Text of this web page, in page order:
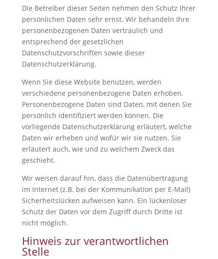
Die Betreiber dieser Seiten nehmen den Schutz Ihrer
persönlichen Daten sehr ernst. Wir behandeln Ihre
personenbezogenen Daten vertraulich und
entsprechend der gesetzlichen
Datenschutzvorschriften sowie dieser
Datenschutzerklärung.
Wenn Sie diese Website benutzen, werden
verschiedene personenbezogene Daten erhoben.
Personenbezogene Daten sind Daten, mit denen Sie
persönlich identifiziert werden können. Die
vorliegende Datenschutzerklärung erläutert, welche
Daten wir erheben und wofür wir sie nutzen. Sie
erläutert auch, wie und zu welchem Zweck das
geschieht.
Wir weisen darauf hin, dass die Datenübertragung
im Internet (z.B. bei der Kommunikation per E-Mail)
Sicherheitslücken aufweisen kann. Ein lückenloser
Schutz der Daten vor dem Zugriff durch Dritte ist
nicht möglich.
Hinweis zur verantwortlichen
Stelle